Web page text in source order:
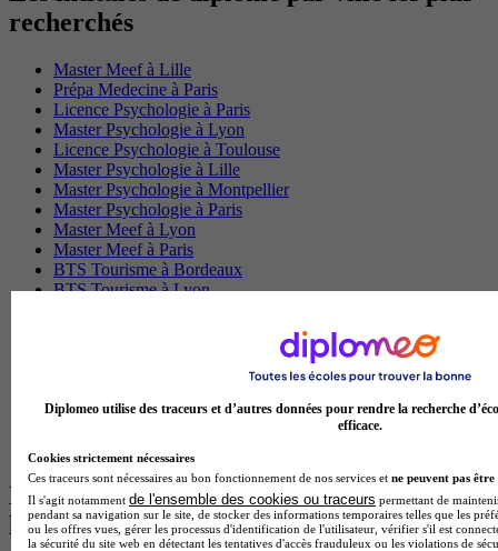
recherchés
Master Meef à Lille
Prépa Medecine à Paris
Licence Psychologie à Paris
Master Psychologie à Lyon
Licence Psychologie à Toulouse
Master Psychologie à Lille
Master Psychologie à Montpellier
Master Psychologie à Paris
Master Meef à Lyon
Master Meef à Paris
BTS Tourisme à Bordeaux
BTS Tourisme à Lyon
Master Psychologie à Angers
BTS Ndrc à Lyon
Les intitulés de diplôme par alternance
les plus recherchés
Diplomeo utilise des traceurs et d’autres données pour rendre la recherche
efficace.
Cookies strictement nécessaires
Ces traceurs sont nécessaires au bon fonctionnement de nos services et ne peuvent pas être
Il s'agit notamment de l'ensemble des cookies ou traceurs permettant de
pendant sa navigation sur le site, de stocker des informations temporaires telles que les
ou les offres vues, gérer les processus d'identification de l'utilisateur, vérifier s'il est
la sécurité du site web en détectant les tentatives d'accès frauduleux ou les violations de